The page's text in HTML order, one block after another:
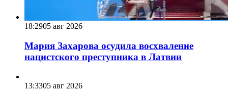
18:2905 авг 2026
Мария Захарова осудила восхваление
нацистского преступника в Латвии
13:3305 авг 2026